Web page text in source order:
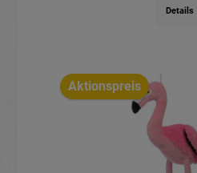
Details
Aktionspreis